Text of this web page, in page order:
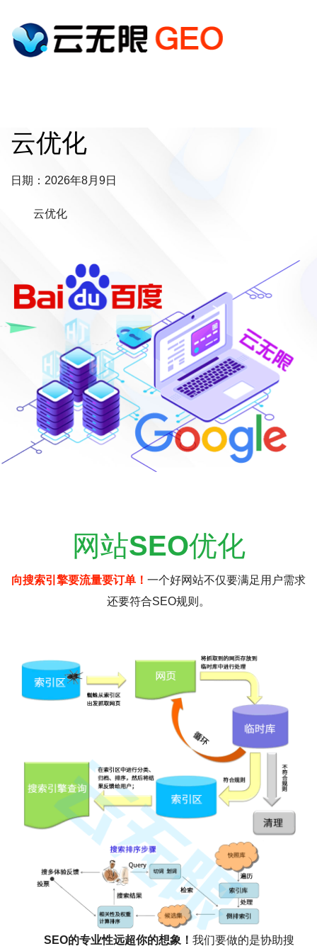
云优化
日期：2026年8月9日
云优化
网站SEO优化
向搜索引擎要流量要订单！ 一个好网站不仅要满足用户需求
还要符合SEO规则。
SEO的专业性远超你的想象！ 我们要做的是协助搜